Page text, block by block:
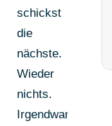
schickst
die
nächste.
Wieder
nichts.
Irgendwann